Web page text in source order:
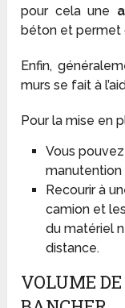
pour cela une
béton et permet
Enfin,
murs se fait à
Pour la mise en
Vous
Recourir à
camion et
du matériel
distance.
VOLUME